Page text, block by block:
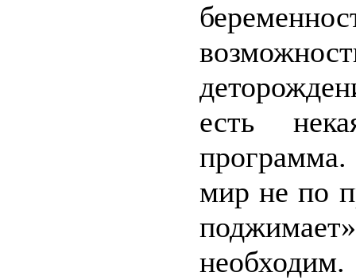
есть
мир не по
необходим.